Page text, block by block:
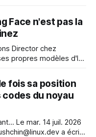
Face n'est pas la
Director chez
isolé (sandbox)
sur Hugging
fois sa position
codes du noyau
2026
a écrit :